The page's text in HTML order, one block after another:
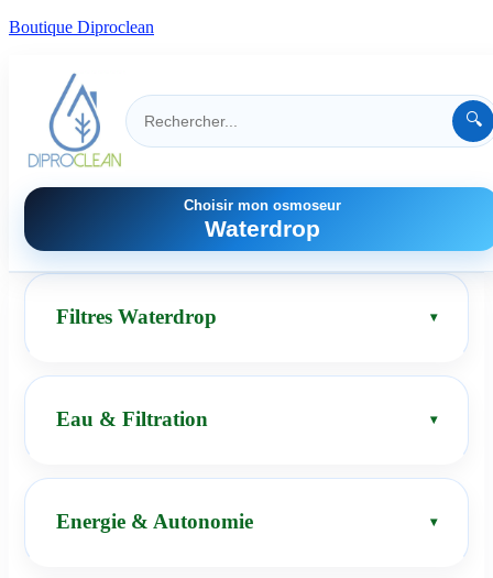
Boutique Diproclean
🔍
Choisir mon osmoseur
Waterdrop
Filtres Waterdrop
Eau & Filtration
Energie & Autonomie